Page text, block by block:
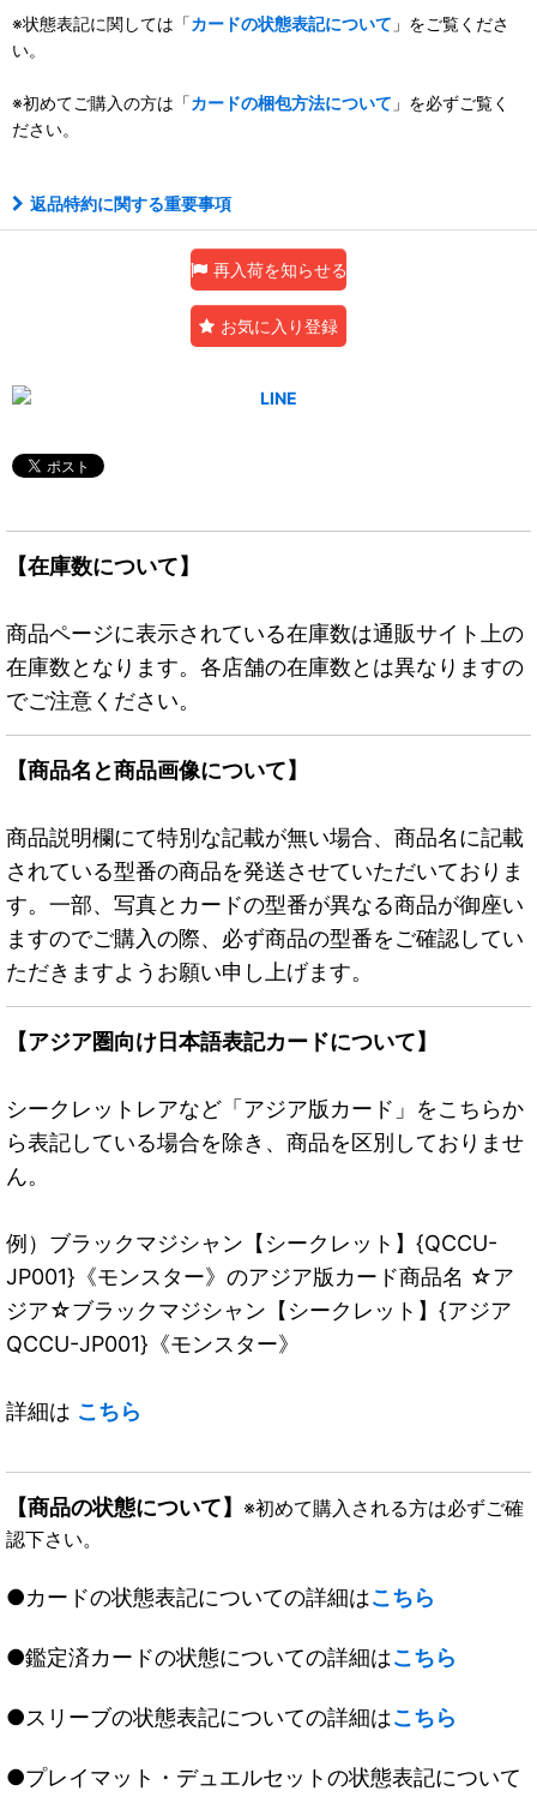
※状態表記に関しては「カードの状態表記について 」をご覧くださ
い。
※初めてご購入の方は「カードの梱包方法について 」を必ずご覧く
ださい。
返品特約に関する重要事項
再入荷を知らせる
お気に入り登録
【在庫数について】
商品ページに表示されている在庫数は通販サイト上の
在庫数となります。各店舗の在庫数とは異なりますの
でご注意ください。
【商品名と商品画像について】
商品説明欄にて特別な記載が無い場合、商品名に記載
されている型番の商品を発送させていただいておりま
す。一部、写真とカードの型番が異なる商品が御座い
ますのでご購入の際、必ず商品の型番をご確認してい
ただきますようお願い申し上げます。
【アジア圏向け日本語表記カードについて】
シークレットレアなど「アジア版カード」をこちらか
ら表記している場合を除き、商品を区別しておりませ
ん。
例）ブラックマジシャン【シークレット】{QCCU-
JP001}《モンスター》のアジア版カード商品名 ☆ア
ジア☆ブラックマジシャン【シークレット】{アジア
QCCU-JP001}《モンスター》
詳細は こちら
【商品の状態について】 ※初めて購入される方は必ずご確
認下さい。
●カードの状態表記についての詳細はこちら
●鑑定済カードの状態についての詳細はこちら
●スリーブの状態表記についての詳細はこちら
●プレイマット・デュエルセットの状態表記について